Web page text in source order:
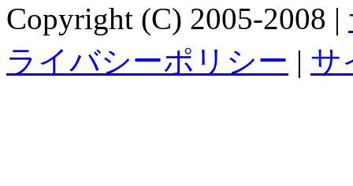
Copyright (C) 2005-2008 |
ライバシーポリシー | サ